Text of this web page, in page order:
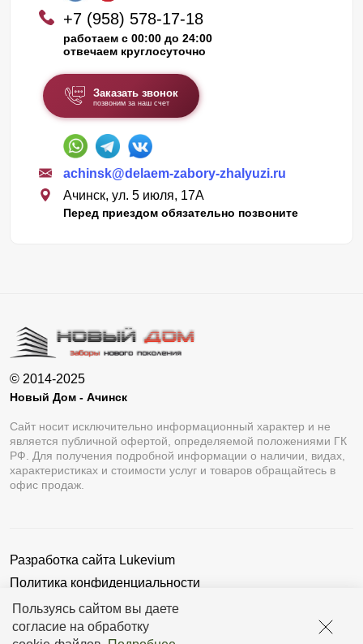
Пользуясь сайтом вы даете
согласие на обработку
+7 (958) 578-17-18
работаем с 00:00 до 24:00
отвечаем круглосуточно
Заказать звонок
позвоним за наш счет
achinsk@delaem-zabory-zhalyuzi.ru
Ачинск, ул. 5 июля, 17А
Перед приездом обязательно позвоните
© 2014-2025
Новый Дом - Ачинск
Сайт носит исключительно информационный характер и не
является публичной офертой, определяемой положениями ГК
РФ. Для получения подробной информации о наличии, видах,
характеристиках и стоимости услуг и товаров обращайтесь в
офис продаж.
Разработка сайта Lukevium
Политика конфиденциальности
Пользовательское соглашение